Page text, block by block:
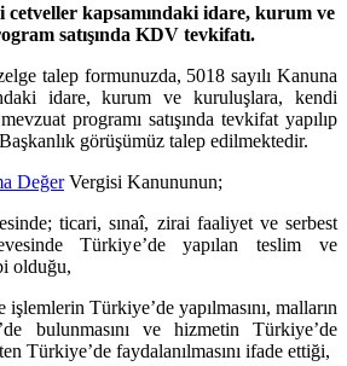
cetveller kapsamındaki idare, kurum ve
satışında KDV tevkifatı.
formunuzda, 5018 sayılı Kanuna
idare, kurum ve kuruluşlara, kendi
programı satışında tevkifat yapılıp
görüşümüz talep edilmektedir.
DeğerVergisi Kanununun;
sınaî, zirai faaliyet ve serbest
Türkiye’de yapılan teslim ve
olduğu,
Türkiye’de yapılmasını, malların
bulunmasını ve hizmetin Türkiye’de
Türkiye’de faydalanılmasını ifade ettiği,